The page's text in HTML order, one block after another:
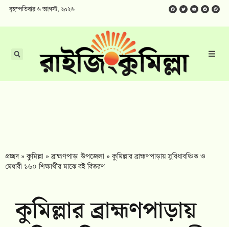
বৃহস্পতিবার ৬ আগস্ট, ২০২৬
প্রচ্ছদ»কুমিল্লা »ব্রাহ্মণপাড়া উপজেলা »কুমিল্লার ব্রাহ্মণপাড়ায় সুবিধাবঞ্চিত ও
মেধাবী ১৬০ শিক্ষার্থীর মাঝে বই বিতরণ
কুমিল্লার ব্রাহ্মণপাড়ায়